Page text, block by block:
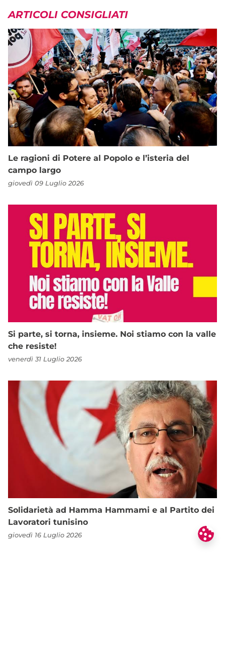
ARTICOLI CONSIGLIATI
Le ragioni di Potere al Popolo e l’isteria del
campo largo
giovedì 09 Luglio 2026
Si parte, si torna, insieme. Noi stiamo con la valle
che resiste!
venerdì 31 Luglio 2026
Solidarietà ad Hamma Hammami e al Partito dei
Lavoratori tunisino
giovedì 16 Luglio 2026